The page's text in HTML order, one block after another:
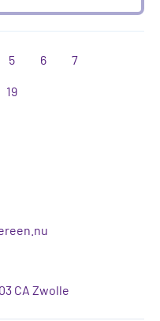
5 6 7
19
CA Zwolle